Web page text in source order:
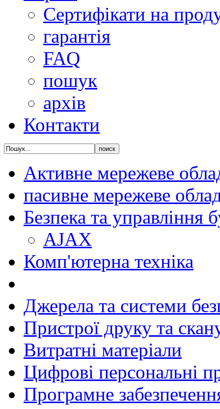
Сертифікати на
гарантія
FAQ
пошук
архів
Контакти
Активне мережеве
пасивне мережеве
Безпека та управління
AJAX
Комп'ютерна техніка
Джерела та системи
Пристрої друку та
Витратні матеріали
Цифрові персональні
Програмне